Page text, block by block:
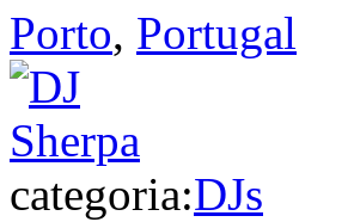
Porto, Portugal
categoria:DJs